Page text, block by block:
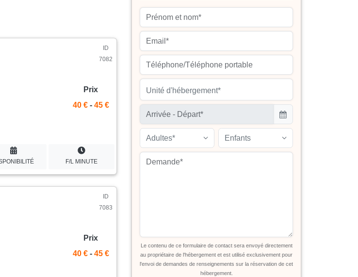
ID
7082
Prix
40 € - 45 €
F/L MINUTE
ID
7083
Prix
40 € - 45 €
Unité d'hébergement*
Adultes* Enfants
Le contenu de ce formulaire de contact sera envoyé directement
au propriétaire de l'hébergement et est utilisé exclusivement pour
l'envoi de demandes de renseignements sur la réservation de cet
hébergement.